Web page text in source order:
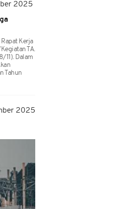
2025
Kerja
TA.
11). Dalam
Tahun
2025